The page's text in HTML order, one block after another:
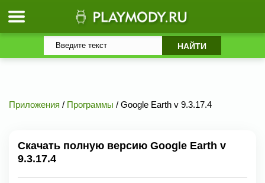
Приложения / Программы / Google Earth v 9.3.17.4
Скачать полную версию Google Earth v
9.3.17.4